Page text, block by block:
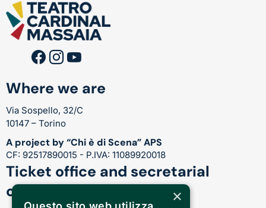
Where we are
Via Sospello, 32/C
10147 – Torino
A project by “Chi è di Scena” APS
CF: 92517890015 - P.IVA: 11089920018
Ticket office and secretarial
opening hours
×